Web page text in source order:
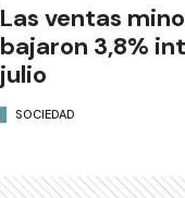
Las ventas
bajaron 3,8%
julio
SOCIEDAD